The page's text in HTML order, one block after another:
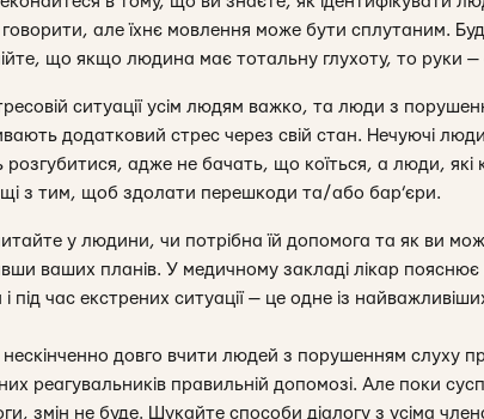
говорити, але їхнє мовлення може бути сплутаним.
що якщо людина має тотальну глухоту, то руки —
ситуації усім людям важко, та люди з
додатковий стрес через свій стан. Нечуючі
розгубитися, адже не бачать, що коїться, а люди, які
з тим, щоб здолати перешкоди та/або бар’єри.
у людини, чи потрібна їй допомога та як ви
ваших планів. У медичному закладі лікар пояснює
під час екстрених ситуації — це одне із
довго вчити людей з порушенням слуху
реагувальників правильній допомозі. Але поки
змін не буде. Шукайте способи діалогу з усіма